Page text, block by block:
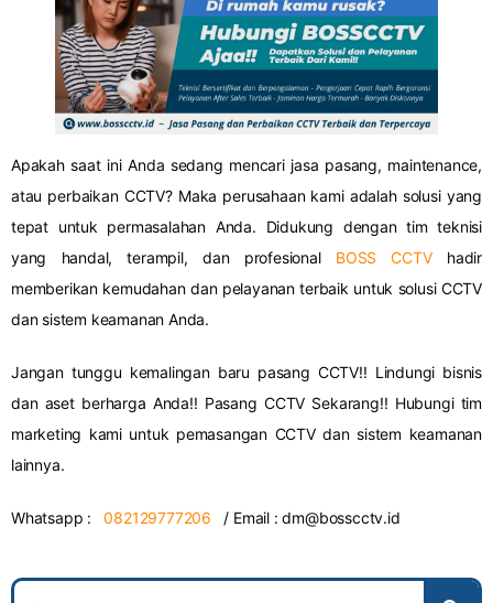
Apakah saat ini Anda sedang mencari jasa pasang, maintenance,
atau perbaikan CCTV? Maka perusahaan kami adalah solusi yang
tepat untuk permasalahan Anda. Didukung dengan tim teknisi
yang handal, terampil, dan profesional BOSS CCTVhadir
memberikan kemudahan dan pelayanan terbaik untuk solusi CCTV
dan sistem keamanan Anda.
Jangan tunggu kemalingan baru pasang CCTV!! Lindungi bisnis
dan aset berharga Anda!! Pasang CCTV Sekarang!! Hubungi tim
marketing kami untuk pemasangan CCTV dan sistem keamanan
lainnya.
Whatsapp :082129777206 / Email :dm@bosscctv.id